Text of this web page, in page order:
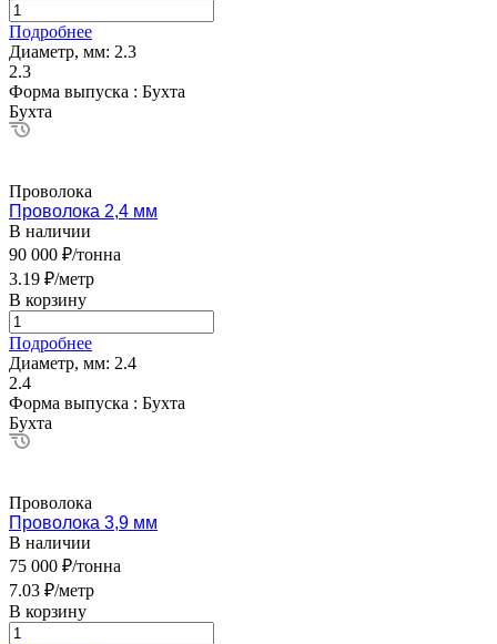
Подробнее
Диаметр, мм: 2.3
2.3
Форма выпуска : Бухта
Бухта
Проволока
Проволока 2,4 мм
В наличии
90 000 ₽/тонна
3.19 ₽/метр
В корзину
Подробнее
Диаметр, мм: 2.4
2.4
Форма выпуска : Бухта
Бухта
Проволока
Проволока 3,9 мм
В наличии
75 000 ₽/тонна
7.03 ₽/метр
В корзину